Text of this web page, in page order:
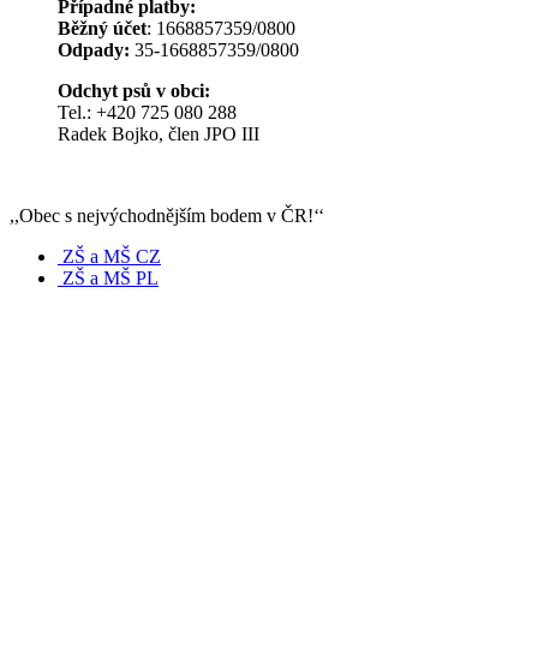
Případné platby:
Běžný účet: 1668857359/0800
Odpady: 35-1668857359/0800
Odchyt psů v obci:
Tel.: +420 725 080 288
Radek Bojko, člen JPO III
,,Obec s nejvýchodnějším bodem v ČR!‘‘
ZŠ a MŠ CZ
ZŠ a MŠ PL